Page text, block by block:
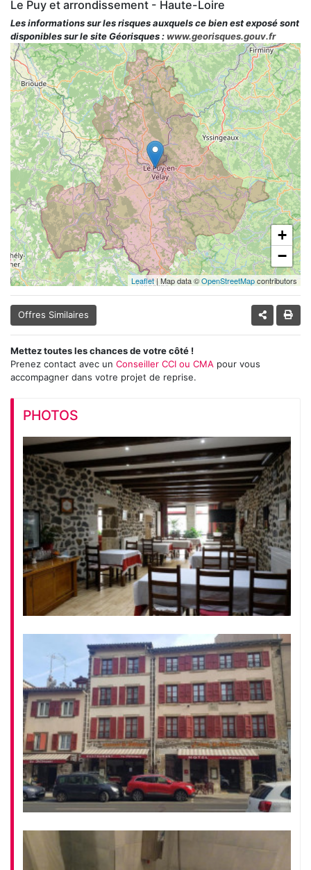
Le Puy et arrondissement - Haute-Loire
Les informations sur les risques auxquels ce bien est exposé sont
disponibles sur le site Géorisques : www.georisques.gouv.fr
+
−
Leaflet| Map data ©OpenStreetMapcontributors
Offres Similaires
Mettez toutes les chances de votre côté !
Prenez contact avec un Conseiller CCI ou CMA pour vous
accompagner dans votre projet de reprise.
PHOTOS